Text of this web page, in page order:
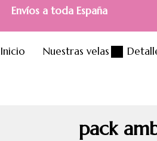
Envíos a toda España
Inicio Nuestras velas
pack